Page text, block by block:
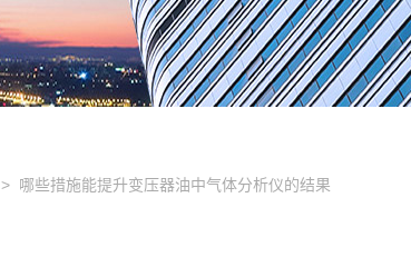
> 哪些措施能提升变压器油中气体分析仪的结果